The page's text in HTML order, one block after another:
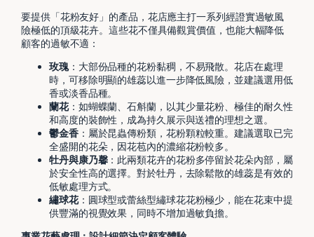
要提供「花粉友好」的產品，花店應主打一系列經證實過敏風
險極低的頂級花卉。這些花不僅具備觀賞價值，也能大幅降低
顧客的過敏不適：
玫瑰：大部份品種的花粉黏稠，不易飛散。花店在處理
時，可移除明顯的雄蕊以進一步降低風險，並建議選用低
香或淡香品種。
蘭花：如蝴蝶蘭、石斛蘭，以其少量花粉、極佳的耐久性
和高度的裝飾性，成為持久展示與送禮的理想之選。
鬱金香：屬於昆蟲傳粉類，花粉顆粒較重。建議選取已完
全盛開的花朵，因花苞內的濃縮花粉較多。
牡丹與康乃馨：此兩類花卉的花粉多停留於花朵內部，屬
於安全性高的選擇。對於牡丹，去除鬆散的雄蕊是有效的
低敏處理方式。
繡球花：圓球型或蕾絲型繡球花花粉極少，能在花束中提
供豐滿的視覺效果，同時不增加過敏負擔。